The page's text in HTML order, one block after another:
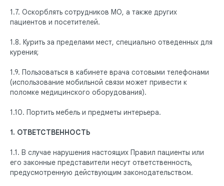
1.7. Оскорблять сотрудников МО, а также других
пациентов и посетителей.
1.8. Курить за пределами мест, специально отведенных для
курения;
1.9. Пользоваться в кабинете врача сотовыми телефонами
(использование мобильной связи может привести к
поломке медицинского оборудования).
1.10. Портить мебель и предметы интерьера.
1. ОТВЕТСТВЕННОСТЬ
1.1. В случае нарушения настоящих Правил пациенты или
его законные представители несут ответственность,
предусмотренную действующим законодательством.
ПАЦИЕНТАМ
Ответы на
Специалисты
УСЛУГИ
Лечение зубов
Протезирование | Имплантация
Брекеты | Элайнеры
О КЛИНИКЕ
Отзывы
Статьи
ПРАВОВАЯ ИНФОРМАЦИЯ
Сертификаты и лицензии
Политика конфиденциальности
Согласие на обработку
Нормативно-правовые акты